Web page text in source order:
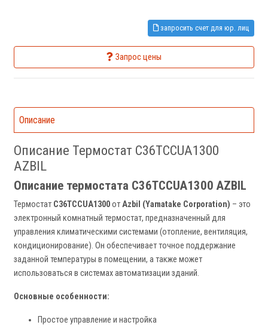
запросить счет для юр. лиц
Запрос цены
Описание
Описание Термостат C36TCCUA1300
AZBIL
Описание термостата C36TCCUA1300 AZBIL
Термостат C36TCCUA1300отAzbil (Yamatake Corporation) – это
электронный комнатный термостат, предназначенный для
управления климатическими системами (отопление, вентиляция,
кондиционирование). Он обеспечивает точное поддержание
заданной температуры в помещении, а также может
использоваться в системах автоматизации зданий.
Основные особенности:
Простое управление и настройка